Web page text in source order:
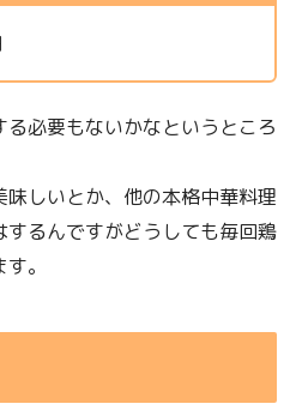
必要もないかなというところ
しいとか、他の本格中華料理
るんですがどうしても毎回鶏
。